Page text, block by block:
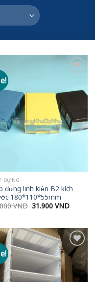
ĐỰNG
đựng linh kiện B2 kích
180*110*55mm
VND Original
price
31.900VNDCurrent
price
Add to
wishlist